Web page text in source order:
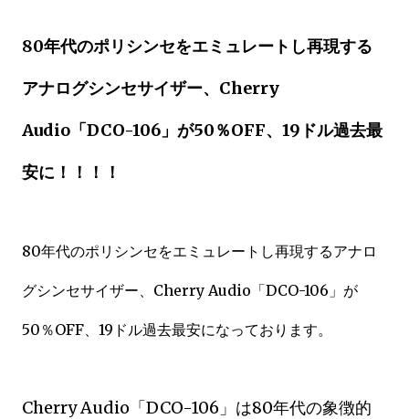
80年代のポリシンセをエミュレートし再現する
アナログシンセサイザー、Cherry
Audio「DCO-106」が50％OFF、19ドル過去最
安に！！！！
80年代のポリシンセをエミュレートし再現するアナロ
グシンセサイザー、Cherry Audio「DCO-106」が
50％OFF、19ドル過去最安になっております。
Cherry Audio「DCO-106」は80年代の象徴的